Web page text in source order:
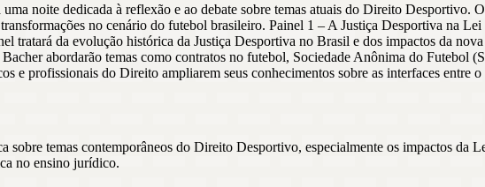
noite dedicada à reflexão e ao debate sobre temas atuais do Direito Desportivo.
no cenário do futebol brasileiro. Painel 1 – A Justiça Desportiva na
tratará da evolução histórica da Justiça Desportiva no Brasil e dos impactos da
abordarão temas como contratos no futebol, Sociedade Anônima do
e profissionais do Direito ampliarem seus conhecimentos sobre as interfaces entre
sobre temas contemporâneos do Direito Desportivo, especialmente os impactos da
no ensino jurídico.